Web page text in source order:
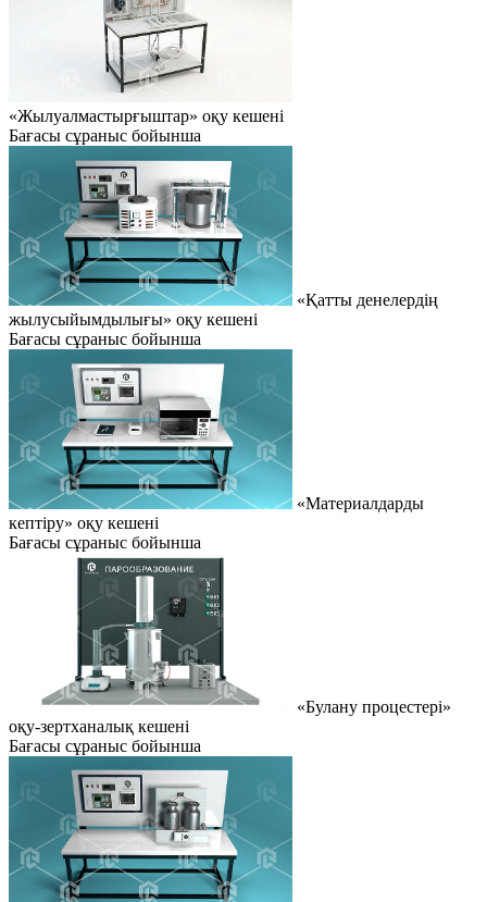
«Жылуалмастырғыштар» оқу кешені
Бағасы сұраныс бойынша
«Қатты денелердің
жылусыйымдылығы» оқу кешені
Бағасы сұраныс бойынша
«Материалдарды
кептіру» оқу кешені
Бағасы сұраныс бойынша
«Булану процестері»
оқу-зертханалық кешені
Бағасы сұраныс бойынша